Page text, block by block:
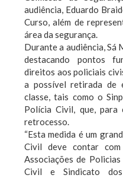
audiência, Eduardo
Curso, além de
área da segurança.
Durante a audiência, Sá
destacando pontos
direitos aos policiais
a possível retirada de
classe, tais como o
Polícia Civil, que, para
retrocesso.
“Esta medida é um
Civil deve contar
Associações de
Civil e Sindicato